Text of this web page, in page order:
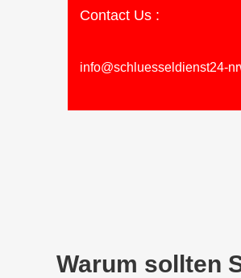
Contact Us :
info@schluesseldienst24-
Warum sollten